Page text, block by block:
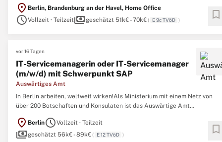
Brandenburg, Berlin und Bonn aus. Für unser schnell wachsendes Team
am Standort Brandenburg an der Havel suchen wir ...
location_on Berlin, Brandenburg an der Havel, Home Office
scheduleVollzeit · Teilzeitpaymentsgeschätzt 51k€ - 70k€( E 9c TVöD ) bookmark
vor 16 Tagen
IT-Servicemanagerin oder IT-Servicemanager
(m/w/d) mit Schwerpunkt SAP
Auswärtiges Amt
In Berlin arbeiten, weltweit wirken!Als Ministerium mit einem Netz von
über 200 Botschaften und Konsulaten ist das Auswärtige Amt
Beziehungen, erteilen Visa, unterstützen Deutsche im Ausland, fördern
Wirtschaft und Kultur und leisten ...
location_on BerlinscheduleVollzeit · Teilzeit
paymentsgeschätzt 56k€ - 89k€( E 12 TVöD ) bookmark